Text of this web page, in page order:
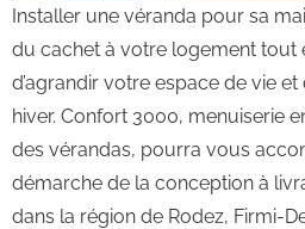
Installer une véranda pour sa
du cachet à votre logement tout
d’agrandir votre espace de vie
hiver. Confort 3000, menuiserie
des vérandas, pourra vous
démarche de la conception à
dans la région de Rodez, Firmi-